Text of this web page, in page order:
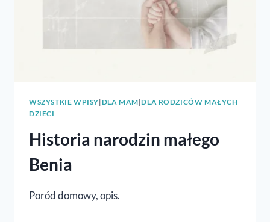
WSZYSTKIE WPISY|DLA MAM|DLA RODZICÓW MAŁYCH
DZIECI
Historia narodzin małego
Benia
Poród domowy, opis.